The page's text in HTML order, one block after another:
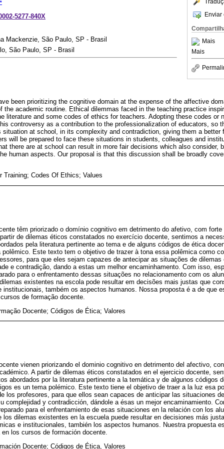
Enviar
Mais
Mais
5277-840X
Mackenzie, São Paulo, SP - Brasil
São Paulo, SP - Brasil
been prioritizing the cognitive domain at the expense of the affective
the academic routine. Ethical dilemmas faced in the teaching practice
literature and some codes of ethics for teachers. Adopting these codes or
controversy as a contribution to the professionalization of educators, so
situation at school, in its complexity and contradiction, giving them a better
will be prepared to face these situations in students, colleagues and
there are at school can result in more fair decisions which also consider,
human aspects. Our proposal is that this discussion shall be broadly
Training; Codes Of Ethics; Values
têm priorizado o domínio cognitivo em detrimento do afetivo, com
de dilemas éticos constatados no exercício docente, sentimos a
pela literatura pertinente ao tema e de alguns códigos de ética
Este texto tem o objetivo de trazer à tona essa polêmica como
para que eles sejam capazes de antecipar as situações de
e contradição, dando a estas um melhor encaminhamento. Com isso,
para o enfrentamento dessas situações no relacionamento com os
existentes na escola pode resultar em decisões mais justas que
institucionais, também os aspectos humanos. Nossa proposta é a de que
de formação docente.
Docente; Códigos de Ética; Valores
vienen priorizando el dominio cognitivo en detrimento del afectivo,
A partir de dilemas éticos constatados en el ejercicio docente,
abordados por la literatura pertinente a la temática y de algunos códigos
es un tema polémico. Este texto tiene el objetivo de traer a la luz esa
los profesores, para que ellos sean capaces de anticipar las situaciones
complejidad y contradicción, dándole a ésas un mejor encaminamiento.
para el enfrentamiento de esas situaciones en la relación con los
dilemas existentes en la escuela puede resultar en decisiones más
e institucionales, también los aspectos humanos. Nuestra propuesta
los cursos de formación docente.
Docente; Códigos de Ética, Valores